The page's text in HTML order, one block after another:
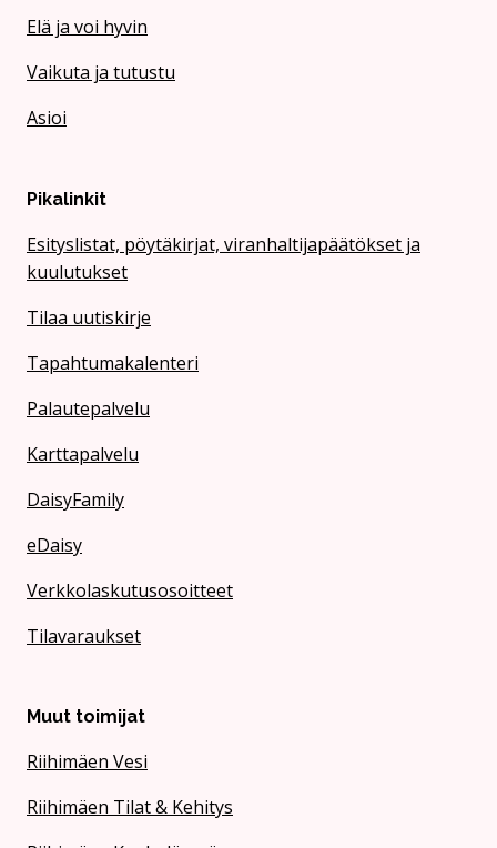
Elä ja voi hyvin
Vaikuta ja tutustu
Asioi
Pikalinkit
Esityslistat, pöytäkirjat, viranhaltijapäätökset ja
kuulutukset
Tilaa uutiskirje
Tapahtumakalenteri
Palautepalvelu
Karttapalvelu
DaisyFamily
eDaisy
Verkkolaskutusosoitteet
Tilavaraukset
Muut toimijat
Riihimäen Vesi
Riihimäen Tilat & Kehitys